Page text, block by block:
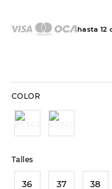
hasta 12
COLOR
Talles
36 37 38